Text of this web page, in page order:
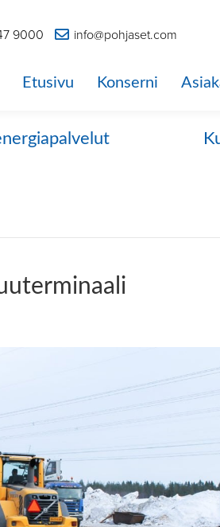
9000 info@pohjaset.com
Etusivu Konserni